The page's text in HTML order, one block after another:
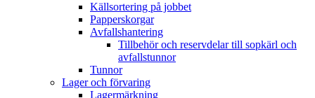
Källsortering på jobbet
Papperskorgar
Avfallshantering
Tillbehör och reservdelar till sopkärl och
avfallstunnor
Tunnor
Lager och förvaring
Lagermärkning